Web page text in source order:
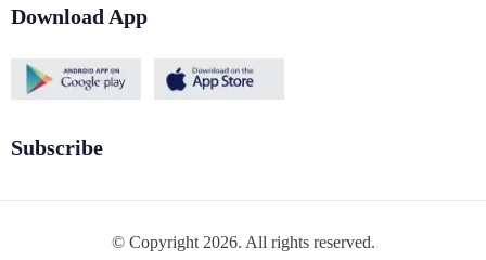
Download App
Subscribe
© Copyright 2026. All rights reserved.